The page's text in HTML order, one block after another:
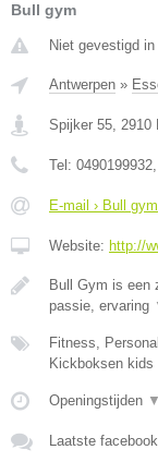
Bull gym
Niet gevestigd
Antwerpen »
Spijker 55, 2910
Tel: 0490199932
E-mail › Bull gym
Website: http://
Bull Gym is een
passie, ervaring
Fitness,
Kickboksen kids
Openingstijden ▼
Laatste